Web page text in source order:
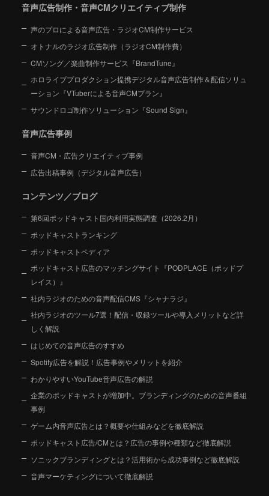
音声広告制作・音声CMクリエイティブ制作
声のプロによる音声広告・ラジオCM制作サービス
オトナルのラジオ広告制作（ラジオCM制作費）
CMソング／楽曲制作サービス『BrandTune』
ホロライブプロダクション提携デジタル音声広告制作＆配信ソリュ
ーション 『VTuberによる音声CMプラン』
サウンドロゴ制作ソリューション『Sound Sign』
音声広告事例
音声CM・広告クリエイティブ事例
広告出稿事例（デジタル音声広告）
コンテンツ／ブログ
第6回ポッドキャスト国内利用実態調査（2026.2月）
ポッドキャストランキング
ポッドキャストペディア
ポッドキャスト広告のマッチングサイト『PODPLACE（ポッドプ
レイス）』
社内ラジオのための音声配信CMS『シャナラジ』
社内ラジオのツール7選！配信・収録ツールや導入メリットなど詳
しく解説
はじめての音声広告のすすめ
Spotify広告を解説！広告事例やメリットを紹介
わかりやすいYouTube音声広告の解説
企業のポッドキャストが増加中。ブランディングのための音声番組
事例
ゲーム内音声広告とは？概要や仕組みなどを徹底解説
ポッドキャスト広告/CMとは？広告の事例や種類など徹底解説
ソニックブランディングとは？活用術から成功事例など徹底解説
音声マーケティングについて徹底解説